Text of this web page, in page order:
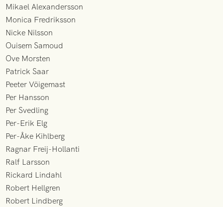
Mikael Alexandersson
Monica Fredriksson
Nicke Nilsson
Ouisem Samoud
Ove Morsten
Patrick Saar
Peeter Vöigemast
Per Hansson
Per Svedling
Per-Erik Elg
Per-Åke Kihlberg
Ragnar Freij-Hollanti
Ralf Larsson
Rickard Lindahl
Robert Hellgren
Robert Lindberg